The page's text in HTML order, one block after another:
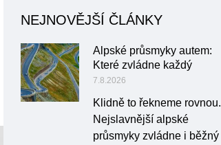
NEJNOVĚJŠÍ ČLÁNKY
Alpské průsmyky autem:
Které zvládne každý
7.8.2026
Klidně to řekneme rovnou.
Nejslavnější alpské
průsmyky zvládne i běžný